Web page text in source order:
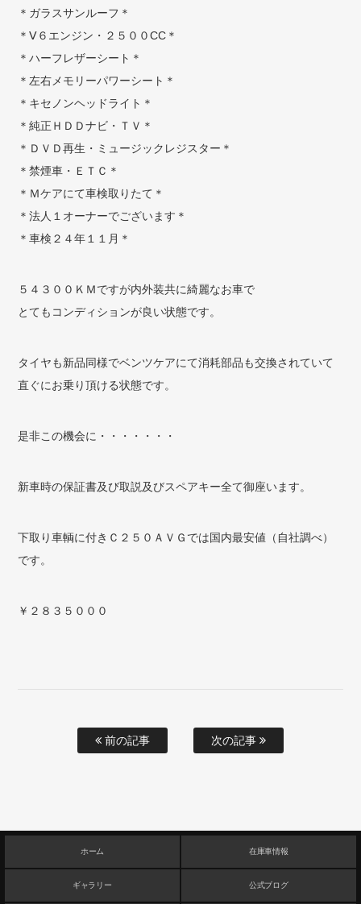
＊ガラスサンルーフ＊
＊Ⅴ６エンジン・２５００CC＊
＊ハーフレザーシート＊
＊左右メモリーパワーシート＊
＊キセノンヘッドライト＊
＊純正ＨＤＤナビ・ＴＶ＊
＊ＤＶＤ再生・ミュージックレジスター＊
＊禁煙車・ＥＴＣ＊
＊Ｍケアにて車検取りたて＊
＊法人１オーナーでございます＊
＊車検２４年１１月＊
５４３００ＫＭですが内外装共に綺麗なお車で
とてもコンディションが良い状態です。
タイヤも新品同様でベンツケアにて消耗部品も交換されていて
直ぐにお乗り頂ける状態です。
是非この機会に・・・・・・・
新車時の保証書及び取説及びスペアキー全て御座います。
下取り車輌に付きＣ２５０ＡＶＧでは国内最安値（自社調べ）
です。
￥２８３５０００
前の記事 次の記事
ホーム 在庫車情報
ギャラリー 公式ブログ